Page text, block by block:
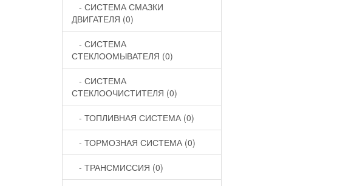
- СИСТЕМА СМАЗКИ
ДВИГАТЕЛЯ (0)
- СИСТЕМА
СТЕКЛООМЫВАТЕЛЯ (0)
- СИСТЕМА
СТЕКЛООЧИСТИТЕЛЯ (0)
- ТОПЛИВНАЯ СИСТЕМА (0)
- ТОРМОЗНАЯ СИСТЕМА (0)
- ТРАНСМИССИЯ (0)